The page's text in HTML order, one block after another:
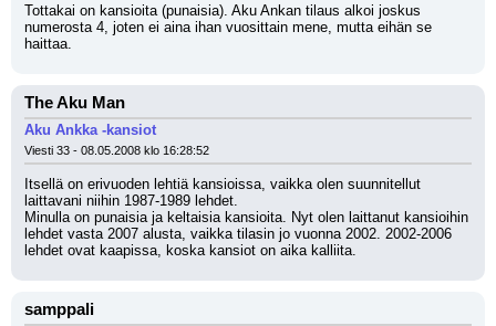
Tottakai on kansioita (punaisia). Aku Ankan tilaus alkoi joskus
numerosta 4, joten ei aina ihan vuosittain mene, mutta eihän se
haittaa.
The Aku Man
Aku Ankka -kansiot
Viesti 33 - 08.05.2008 klo 16:28:52
Itsellä on erivuoden lehtiä kansioissa, vaikka olen suunnitellut
laittavani niihin 1987-1989 lehdet.
Minulla on punaisia ja keltaisia kansioita. Nyt olen laittanut kansioihin
lehdet vasta 2007 alusta, vaikka tilasin jo vuonna 2002. 2002-2006
lehdet ovat kaapissa, koska kansiot on aika kalliita.
samppali